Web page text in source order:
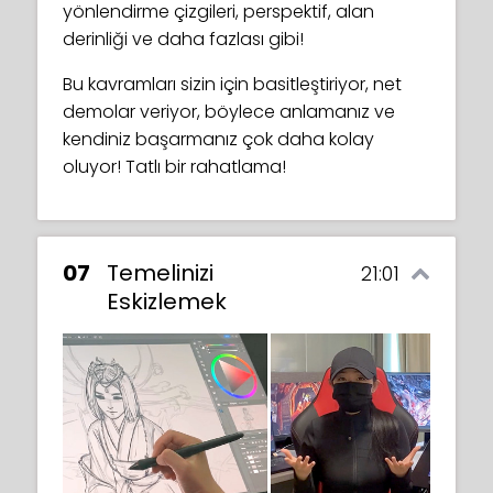
yönlendirme çizgileri, perspektif, alan
derinliği ve daha fazlası gibi!
Bu kavramları sizin için basitleştiriyor, net
demolar veriyor, böylece anlamanız ve
kendiniz başarmanız çok daha kolay
oluyor! Tatlı bir rahatlama!
07
Temelinizi
Eskizlemek
21:01